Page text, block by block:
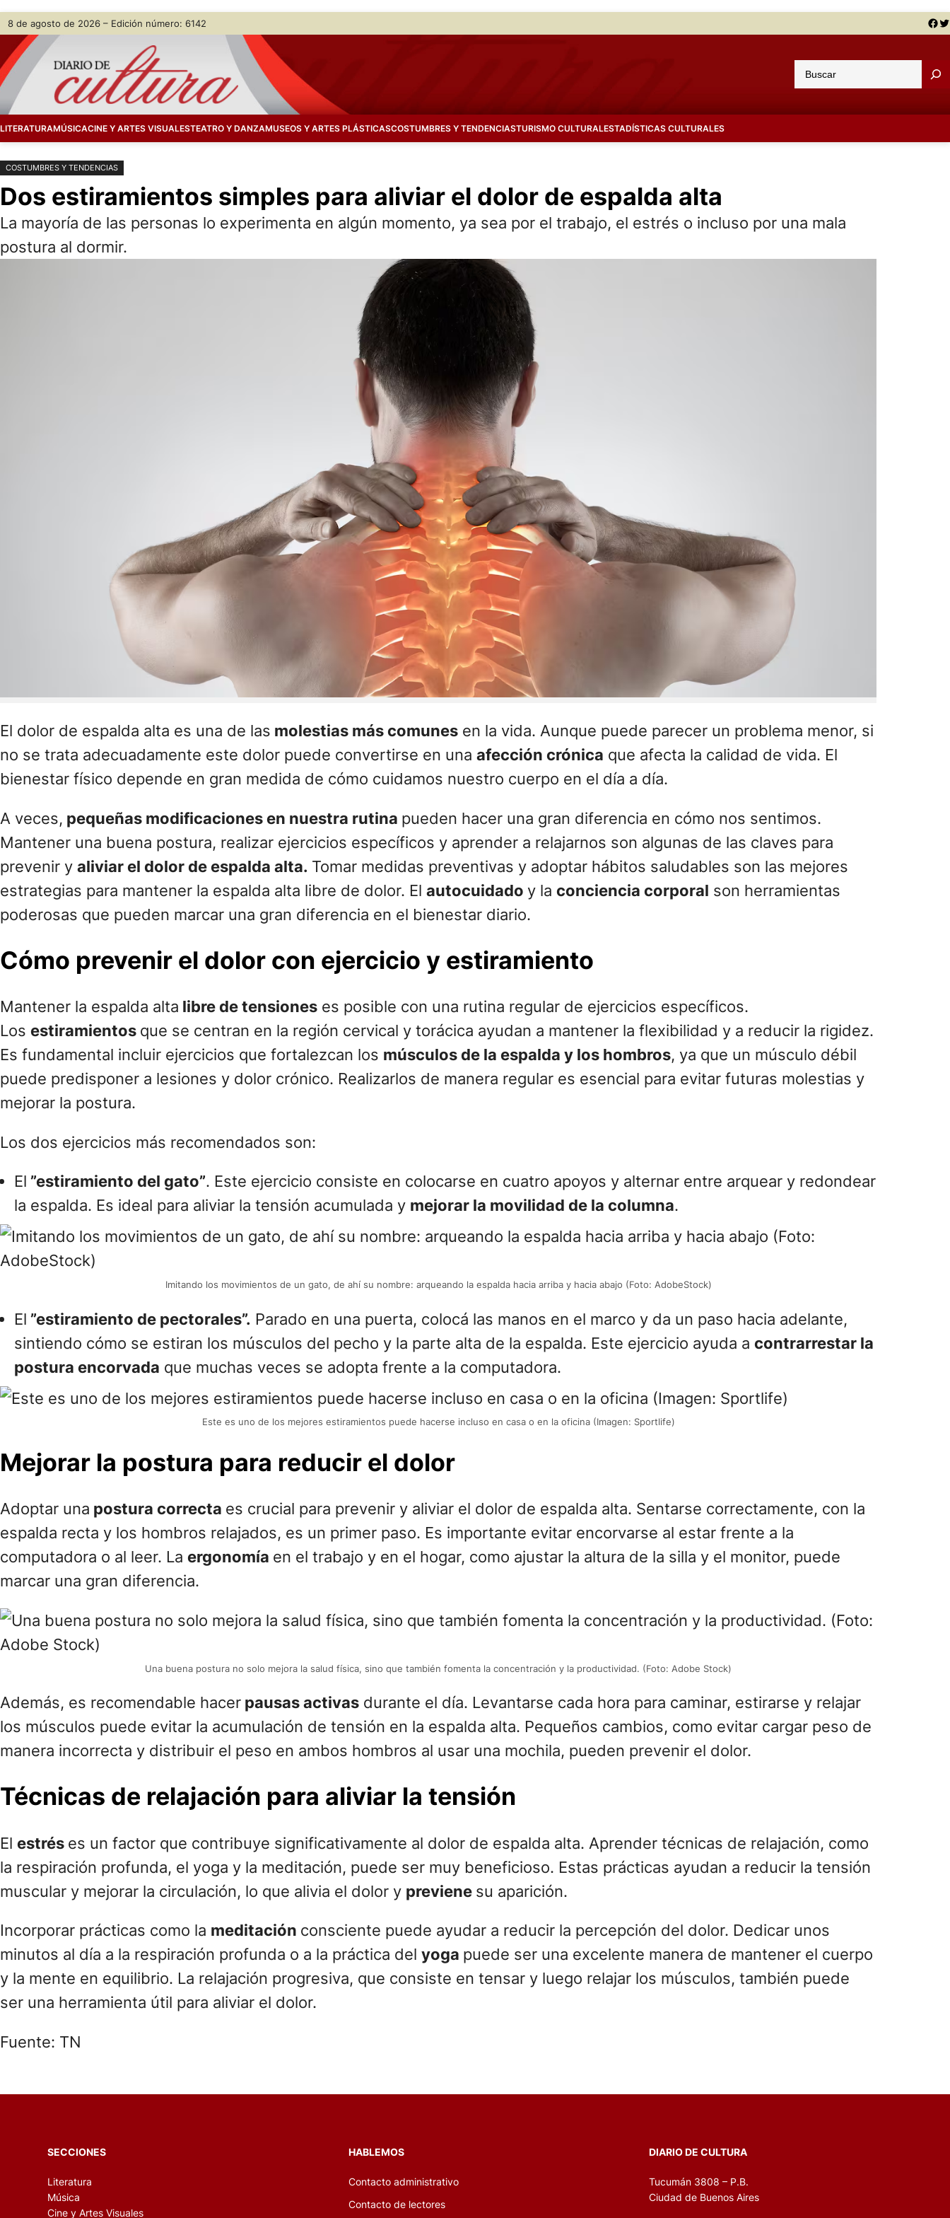
Saltar
contenido
Skip
content
8 de agosto de 2026 – Edición número: 6142 Facebook Twitter
u
a
LITERATURAMÚSICACINE Y ARTES VISUALESTEATRO Y DANZAMUSEOS Y ARTES PLÁSTICASCOSTUMBRES Y TENDENCIASTURISMO CULTURALESTADÍSTICAS CULTURALES
COSTUMBRES Y TENDENCIAS
Dos estiramientos simples para aliviar el dolor de espalda alta
La mayoría de las personas lo experimenta en algún momento, ya sea por el trabajo, el estrés o incluso por una mala
postura al dormir.
El dolor de espalda alta es una de las molestias más comunes en la vida. Aunque puede parecer un problema menor, si
no se trata adecuadamente este dolor puede convertirse en una afección crónica que afecta la calidad de vida. El
bienestar físico depende en gran medida de cómo cuidamos nuestro cuerpo en el día a día.
A veces, pequeñas modificaciones en nuestra rutina pueden hacer una gran diferencia en cómo nos sentimos.
Mantener una buena postura, realizar ejercicios específicos y aprender a relajarnos son algunas de las claves para
prevenir y aliviar el dolor de espalda alta. Tomar medidas preventivas y adoptar hábitos saludables son las mejores
estrategias para mantener la espalda alta libre de dolor. El autocuidado y la conciencia corporal son herramientas
poderosas que pueden marcar una gran diferencia en el bienestar diario.
Cómo prevenir el dolor con ejercicio y estiramiento
Mantener la espalda alta libre de tensiones es posible con una rutina regular de ejercicios específicos.
Los estiramientos que se centran en la región cervical y torácica ayudan a mantener la flexibilidad y a reducir la rigidez.
Es fundamental incluir ejercicios que fortalezcan los músculos de la espalda y los hombros, ya que un músculo débil
puede predisponer a lesiones y dolor crónico. Realizarlos de manera regular es esencial para evitar futuras molestias y
mejorar la postura.
Los dos ejercicios más recomendados son:
El ”estiramiento del gato”. Este ejercicio consiste en colocarse en cuatro apoyos y alternar entre arquear y redondear
la espalda. Es ideal para aliviar la tensión acumulada y mejorar la movilidad de la columna.
Imitando los movimientos de un gato, de ahí su nombre: arqueando la espalda hacia arriba y hacia abajo (Foto: AdobeStock)
El ”estiramiento de pectorales”. Parado en una puerta, colocá las manos en el marco y da un paso hacia adelante,
sintiendo cómo se estiran los músculos del pecho y la parte alta de la espalda. Este ejercicio ayuda a contrarrestar la
postura encorvada que muchas veces se adopta frente a la computadora.
Este es uno de los mejores estiramientos puede hacerse incluso en casa o en la oficina (Imagen: Sportlife)
Mejorar la postura para reducir el dolor
Adoptar una postura correcta es crucial para prevenir y aliviar el dolor de espalda alta. Sentarse correctamente, con la
espalda recta y los hombros relajados, es un primer paso. Es importante evitar encorvarse al estar frente a la
computadora o al leer. La ergonomía en el trabajo y en el hogar, como ajustar la altura de la silla y el monitor, puede
marcar una gran diferencia.
Una buena postura no solo mejora la salud física, sino que también fomenta la concentración y la productividad. (Foto: Adobe Stock)
Además, es recomendable hacer pausas activas durante el día. Levantarse cada hora para caminar, estirarse y relajar
los músculos puede evitar la acumulación de tensión en la espalda alta. Pequeños cambios, como evitar cargar peso de
manera incorrecta y distribuir el peso en ambos hombros al usar una mochila, pueden prevenir el dolor.
Técnicas de relajación para aliviar la tensión
El estrés es un factor que contribuye significativamente al dolor de espalda alta. Aprender técnicas de relajación, como
la respiración profunda, el yoga y la meditación, puede ser muy beneficioso. Estas prácticas ayudan a reducir la tensión
muscular y mejorar la circulación, lo que alivia el dolor y previene su aparición.
Incorporar prácticas como la meditación consciente puede ayudar a reducir la percepción del dolor. Dedicar unos
minutos al día a la respiración profunda o a la práctica del yoga puede ser una excelente manera de mantener el cuerpo
y la mente en equilibrio. La relajación progresiva, que consiste en tensar y luego relajar los músculos, también puede
ser una herramienta útil para aliviar el dolor.
Fuente: TN
SECCIONES
Literatura
Música
Cine y Artes Visuales
HABLEMOS
Contacto administrativo
Contacto de lectores
DIARIO DE CULTURA
Tucumán 3808 – P.B.
Ciudad de Buenos Aires